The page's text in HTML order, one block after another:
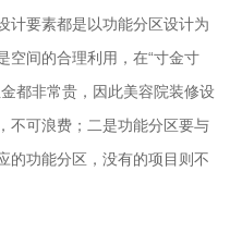
计要素都是以功能分区设计为
空间的合理利用，在“寸金寸
都非常贵，因此美容院装修设
不可浪费；二是功能分区要与
的功能分区，没有的项目则不